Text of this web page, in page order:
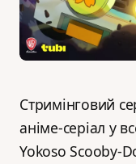
Стримінговий
аніме-серіал у
Yokoso Scooby-